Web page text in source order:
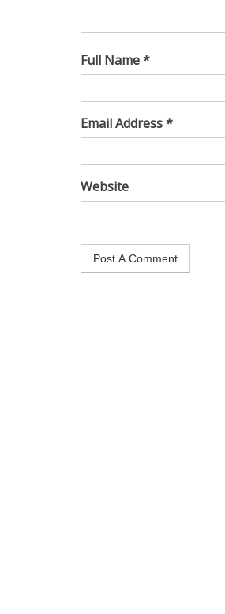
Full Name *
Email Address *
Website